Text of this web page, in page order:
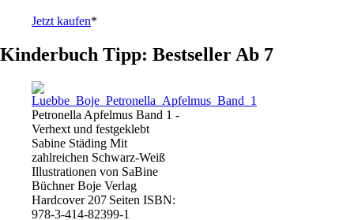
Jetzt kaufen*
Kinderbuch Tipp: Bestseller Ab 7
Petronella Apfelmus Band 1 -
Verhext und festgeklebt
Sabine Städing Mit
zahlreichen Schwarz-Weiß
Illustrationen von SaBine
Büchner Boje Verlag
Hardcover 207 Seiten ISBN:
978-3-414-82399-1